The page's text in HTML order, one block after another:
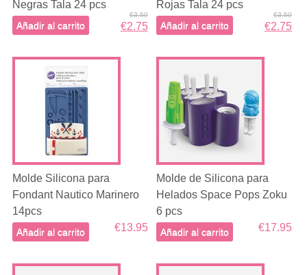
Negras Tala 24 pcs
€3.50
€2.75
Añadir al carrito
Rojas Tala 24 pcs
€3.50
€2.75
Añadir al carrito
Molde Silicona para
Fondant Nautico Marinero
14pcs
€13.95
Añadir al carrito
Molde de Silicona para
Helados Space Pops Zoku
6 pcs
€17.95
Añadir al carrito